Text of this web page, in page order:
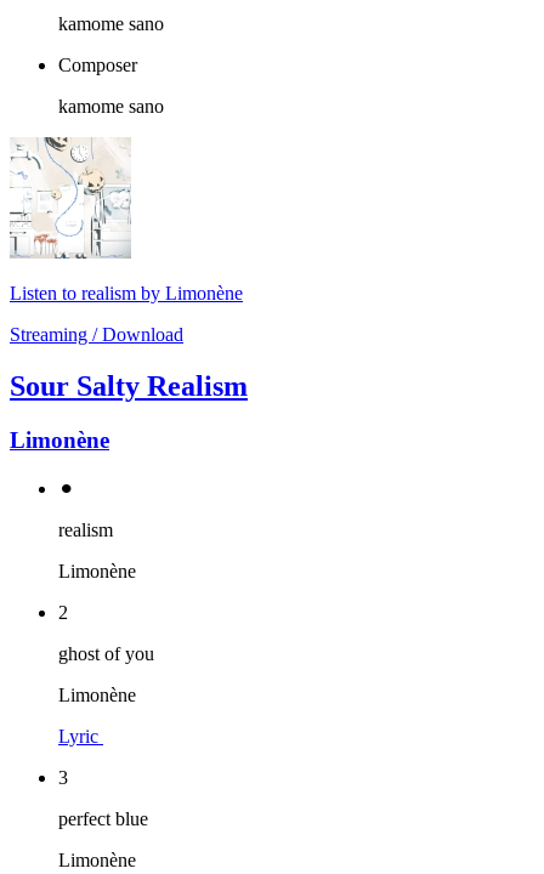
kamome sano
Composer
kamome sano
Listen to realism by Limonène
Streaming / Download
Sour Salty Realism
Limonène
⚫︎
realism
Limonène
2
ghost of you
Limonène
Lyric
3
perfect blue
Limonène